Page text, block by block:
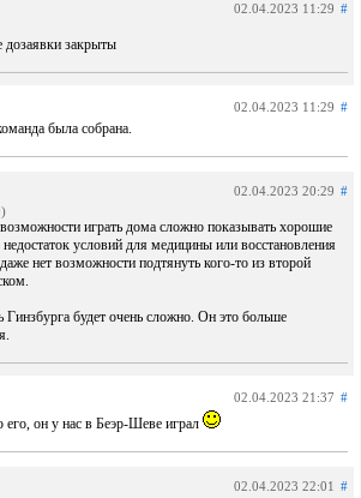
02.04.2023 11:29 #
дозаявки закрыты
02.04.2023 11:29 #
была собрана.
02.04.2023 20:29 #
играть дома сложно показывать хорошие
условий для медицины или восстановления
нет возможности подтянуть кого-то из второй
Гинзбурга будет очень сложно. Он это больше
02.04.2023 21:37 #
он у нас в Беэр-Шеве играл
02.04.2023 22:01 #